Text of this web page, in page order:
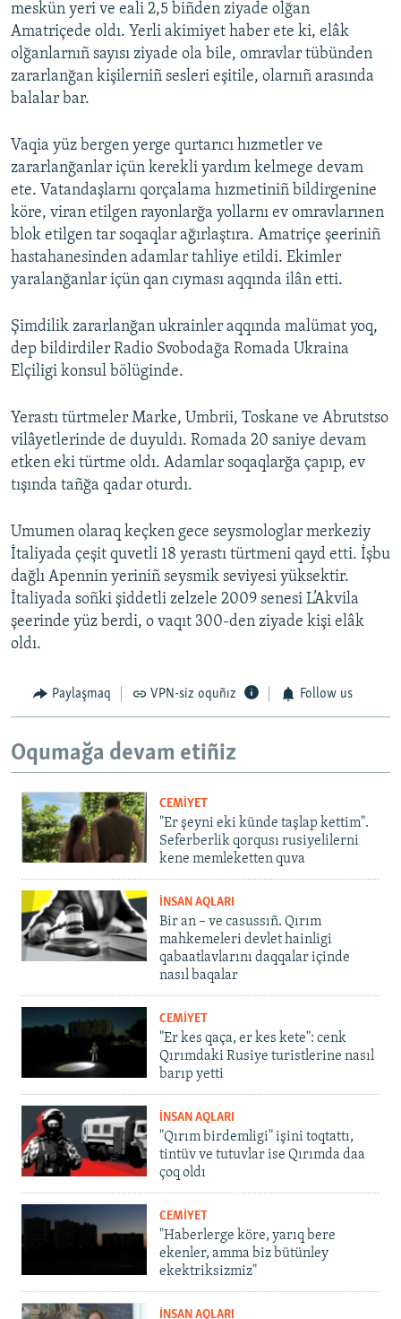
meskün yeri ve eali 2,5 biñden ziyade olğan
Amatriçede oldı. Yerli akimiyet haber ete ki, elâk
olğanlarnıñ sayısı ziyade ola bile, omravlar tübünden
zararlanğan kişilerniñ sesleri eşitile, olarnıñ arasında
balalar bar.
Vaqia yüz bergen yerge qurtarıcı hızmetler ve
zararlanğanlar içün kerekli yardım kelmege devam
ete. Vatandaşlarnı qorçalama hızmetiniñ bildirgenine
köre, viran etilgen rayonlarğa yollarnı ev omravlarınen
blok etilgen tar soqaqlar ağırlaştıra. Amatriçe şeeriniñ
hastahanesinden adamlar tahliye etildi. Ekimler
yaralanğanlar içün qan cıyması aqqında ilân etti.
Şimdilik zararlanğan ukrainler aqqında malümat yoq,
dep bildirdiler Radio Svobodağa Romada Ukraina
Elçiligi konsul bölüginde.
Yerastı türtmeler Marke, Umbrii, Toskane ve Abrutstso
vilâyetlerinde de duyuldı. Romada 20 saniye devam
etken eki türtme oldı. Adamlar soqaqlarğa çapıp, ev
tışında tañğa qadar oturdı.
Umumen olaraq keçken gece seysmologlar merkeziy
İtaliyada çeşit quvetli 18 yerastı türtmeni qayd etti. İşbu
dağlı Apennin yeriniñ seysmik seviyesi yüksektir.
İtaliyada soñki şiddetli zelzele 2009 senesi L’Akvila
şeerinde yüz berdi, o vaqıt 300-den ziyade kişi elâk
oldı.
Paylaşmaq VPN-siz oquñız Follow us
Oqumağa devam etiñiz
CEMİYET
"Er şeyni eki künde taşlap kettim".
Seferberlik qorqusı rusiyelilerni
kene memleketten quva
İNSAN AQLARI
Bir an – ve casussıñ. Qırım
mahkemeleri devlet hainligi
qabaatlavlarını daqqalar içinde
nasıl baqalar
CEMİYET
"Er kes qaça, er kes kete": cenk
Qırımdaki Rusiye turistlerine nasıl
barıp yetti
İNSAN AQLARI
"Qırım birdemligi" işini toqtattı,
tintüv ve tutuvlar ise Qırımda daa
çoq oldı
CEMİYET
"Haberlerge köre, yarıq bere
ekenler, amma biz bütünley
ekektriksizmiz"
İNSAN AQLARI